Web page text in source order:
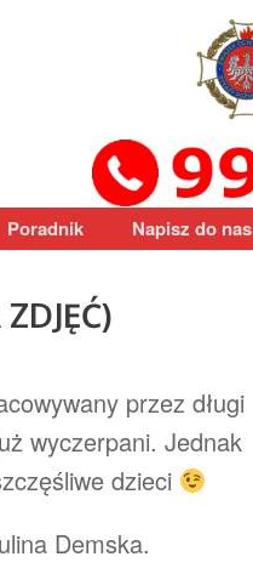
Poradnik Napisz do nas
przez długi
wyczerpani. Jednak
dzieci
Demska.